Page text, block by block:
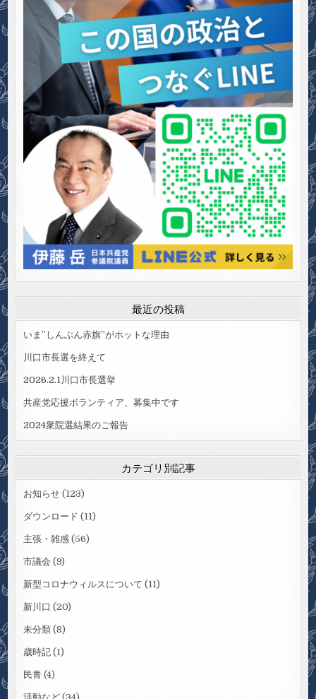
最近の投稿
いま”しんぶん赤旗”がホットな理由
川口市長選を終えて
2026.2.1川口市長選挙
共産党応援ボランティア、募集中です
2024衆院選結果のご報告
カテゴリ別記事
お知らせ (123)
ダウンロード (11)
主張・雑感 (56)
市議会 (9)
新型コロナウィルスについて (11)
新川口 (20)
未分類 (8)
歳時記 (1)
民青 (4)